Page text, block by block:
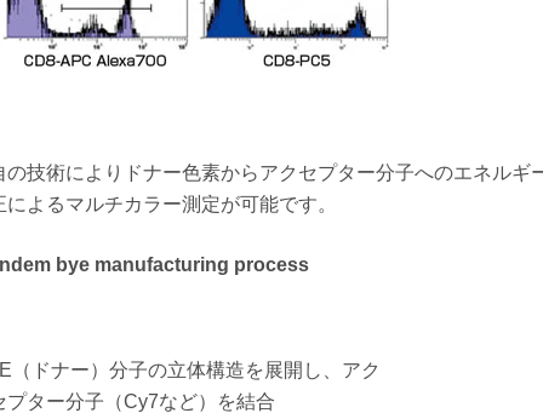
技術によりドナー色素からアクセプター分子へのエネルギ
よるマルチカラー測定が可能です。
bye manufacturing process
（ドナー）分子の立体構造を展開し、アク
プター分子（Cy7など）を結合